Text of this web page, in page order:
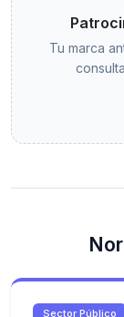
Tu marca
Sector Público